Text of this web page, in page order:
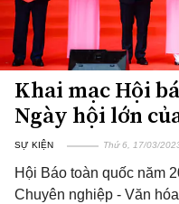
Khai mạc Hội
Ngày hội lớn
SỰ KIỆN Thứ 6, 17/03/
Hội Báo toàn quốc năm
Chuyên nghiệp - Văn